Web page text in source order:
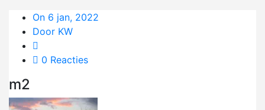
On 6 jan, 2022
Door KW
0 Reacties
m2